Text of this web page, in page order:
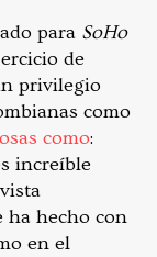
para SoHo
de
privilegio
como
como:
increíble
ha hecho con
en el